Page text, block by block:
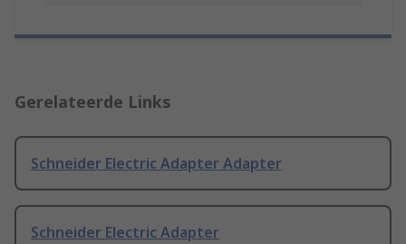
Gerelateerde Links
Schneider Electric Adapter Adapter
Schneider Electric Adapter